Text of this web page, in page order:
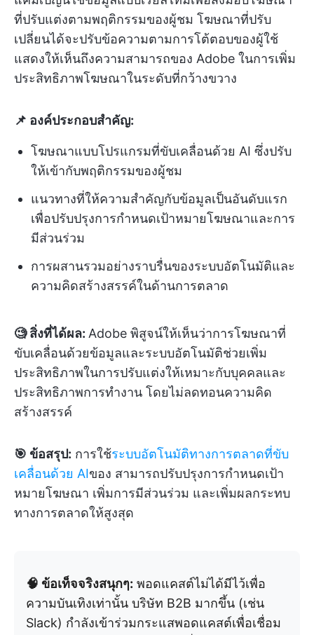
ที่ปรับแต่งตามพฤติกรรมของผู้ชม โฆษณาที่ปรับ
เปลี่ยนได้จะปรับข้อความตามการโต้ตอบของผู้ใช้
แสดงให้เห็นถึงความสามารถของ Adobe ในการเพิ่ม
ประสิทธิภาพโฆษณาในระดับที่กว้างขวาง
📌 องค์ประกอบสำคัญ:
โฆษณาแบบโปรแกรมที่ขับเคลื่อนด้วย AI ซึ่งปรับ
ให้เข้ากับพฤติกรรมของผู้ชม
แนวทางที่ให้ความสำคัญกับข้อมูลเป็นอันดับแรก
เพื่อปรับปรุงการกำหนดเป้าหมายโฆษณาและการ
มีส่วนร่วม
การผสานรวมอย่างราบรื่นของระบบอัตโนมัติและ
ความคิดสร้างสรรค์ในด้านการตลาด
🧐 สิ่งที่ได้ผล: Adobe พิสูจน์ให้เห็นว่าการโฆษณาที่
ขับเคลื่อนด้วยข้อมูลและระบบอัตโนมัติช่วยเพิ่ม
ประสิทธิภาพในการปรับแต่งให้เหมาะกับบุคคลและ
ประสิทธิภาพการทำงาน โดยไม่ลดทอนความคิด
สร้างสรรค์
🎯 ข้อสรุป: การใช้ระบบอัตโนมัติทางการตลาดที่ขับ
เคลื่อนด้วย AIของ สามารถปรับปรุงการกำหนดเป้า
หมายโฆษณา เพิ่มการมีส่วนร่วม และเพิ่มผลกระทบ
ทางการตลาดให้สูงสุด
🧠 ข้อเท็จจริงสนุกๆ: พอดแคสต์ไม่ได้มีไว้เพื่อ
ความบันเทิงเท่านั้น บริษัท B2B มากขึ้น (เช่น
Slack) กำลังเข้าร่วมกระแสพอดแคสต์เพื่อเชื่อม